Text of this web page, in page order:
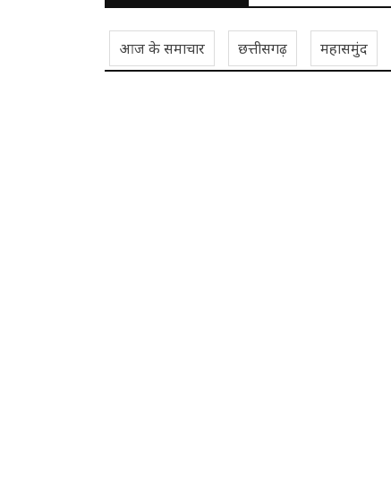
आज के समाचार छत्तीसगढ़ महासमुंद